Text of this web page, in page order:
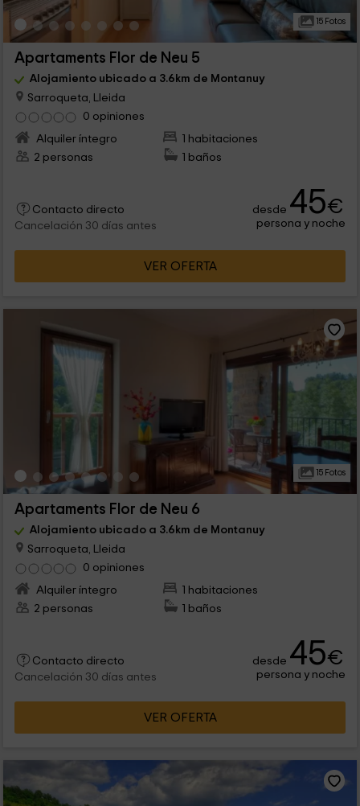
15 Fotos
Apartaments Flor de Neu 5
Alojamiento ubicado a 3.6km de Montanuy
Sarroqueta, Lleida
0 opiniones
Alquiler íntegro
1 habitaciones
2 personas
1 baños
Contacto directo
Cancelación 30 días antes
desde 45€
persona y noche
VER OFERTA
15 Fotos
Apartaments Flor de Neu 6
Alojamiento ubicado a 3.6km de Montanuy
Sarroqueta, Lleida
0 opiniones
Alquiler íntegro
1 habitaciones
2 personas
1 baños
Contacto directo
Cancelación 30 días antes
desde 45€
persona y noche
VER OFERTA